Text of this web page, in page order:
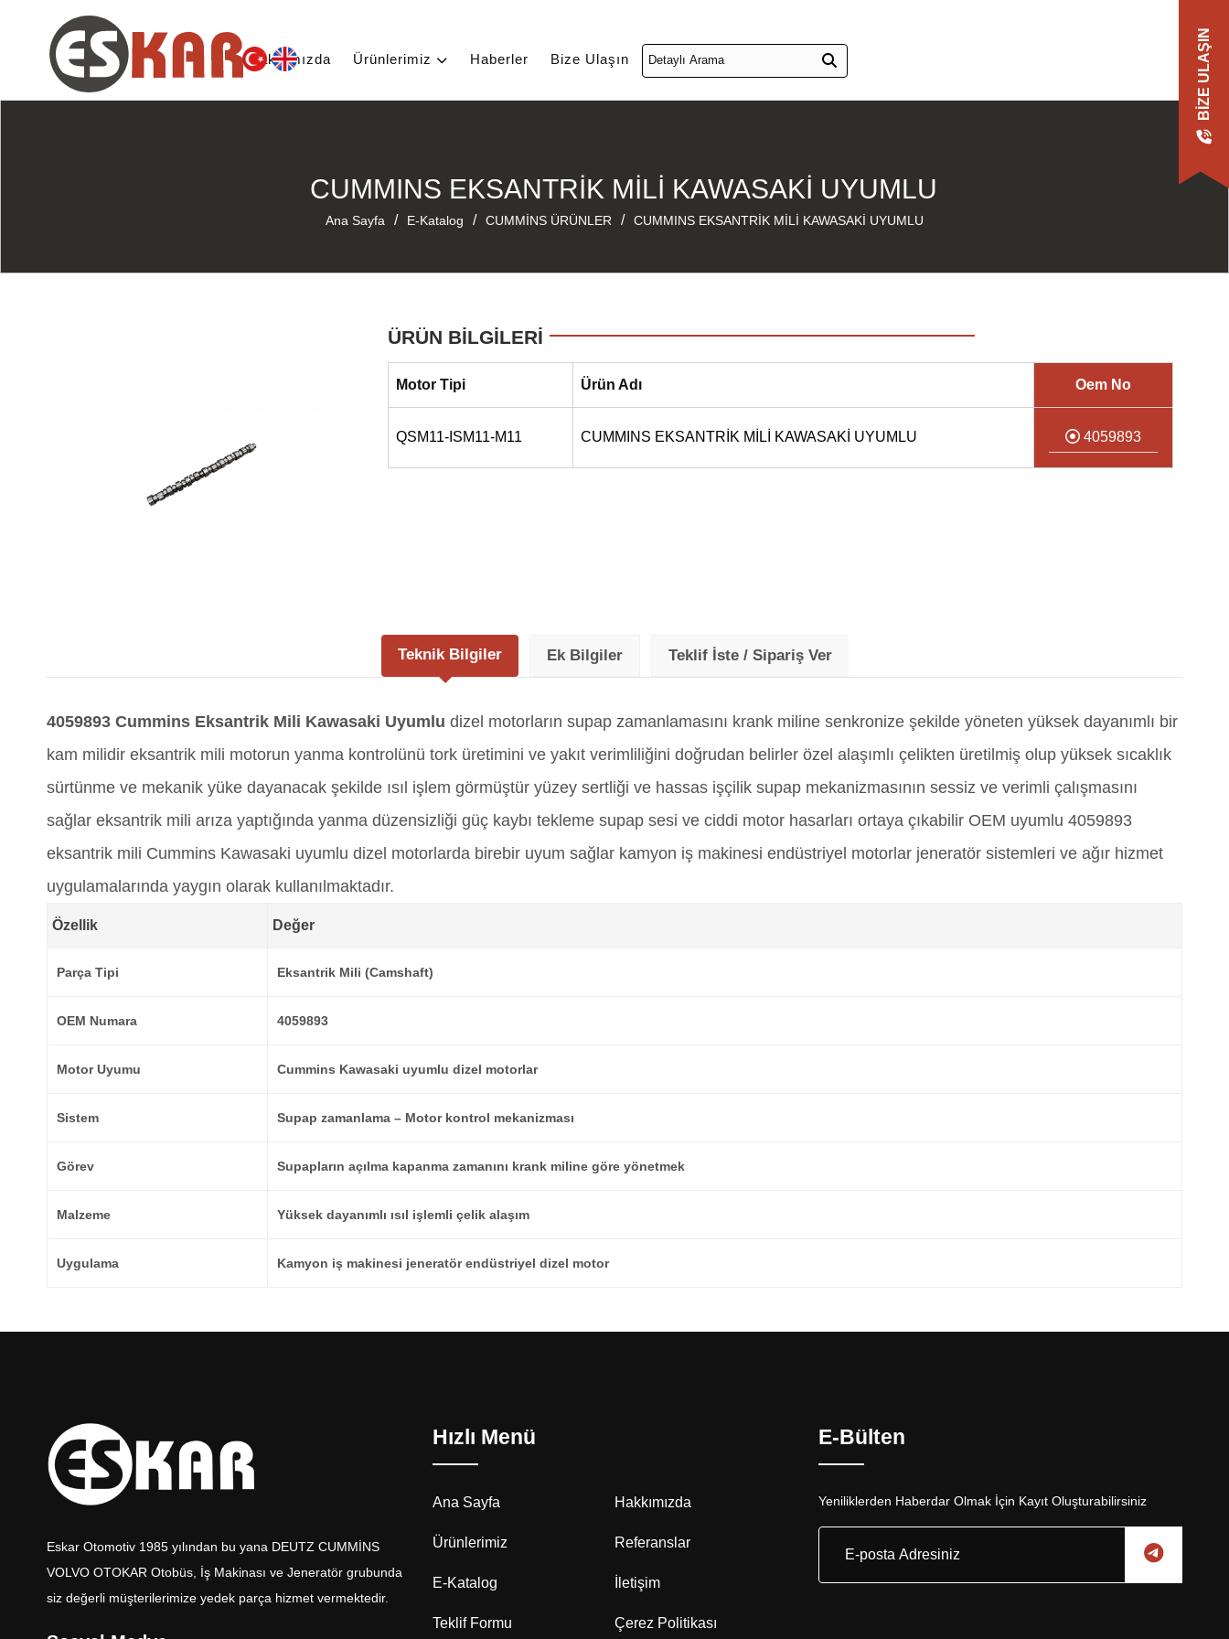
Hakkımızda Ürünlerimiz Haberler Bize Ulaşın BIZE ULAŞIN
CUMMINS EKSANTRİK MİLİ KAWASAKİ UYUMLU
Ana Sayfa / E-Katalog / CUMMİNS ÜRÜNLER / CUMMINS EKSANTRİK MİLİ KAWASAKİ UYUMLU
ÜRÜN BİLGİLERİ
Motor Tipi Ürün Adı Oem No
QSM11-ISM11-M11 CUMMINS EKSANTRİK MİLİ KAWASAKİ UYUMLU 4059893
Teknik Bilgiler Ek Bilgiler Teklif İste / Sipariş Ver
4059893 Cummins Eksantrik Mili Kawasaki Uyumlu dizel motorların supap zamanlamasını krank miline senkronize şekilde yöneten yüksek dayanımlı bir
kam milidir eksantrik mili motorun yanma kontrolünü tork üretimini ve yakıt verimliliğini doğrudan belirler özel alaşımlı çelikten üretilmiş olup yüksek sıcaklık
sürtünme ve mekanik yüke dayanacak şekilde ısıl işlem görmüştür yüzey sertliği ve hassas işçilik supap mekanizmasının sessiz ve verimli çalışmasını
sağlar eksantrik mili arıza yaptığında yanma düzensizliği güç kaybı tekleme supap sesi ve ciddi motor hasarları ortaya çıkabilir OEM uyumlu 4059893
eksantrik mili Cummins Kawasaki uyumlu dizel motorlarda birebir uyum sağlar kamyon iş makinesi endüstriyel motorlar jeneratör sistemleri ve ağır hizmet
uygulamalarında yaygın olarak kullanılmaktadır.
Özellik Değer
Parça Tipi Eksantrik Mili (Camshaft)
OEM Numara 4059893
Motor Uyumu Cummins Kawasaki uyumlu dizel motorlar
Sistem Supap zamanlama – Motor kontrol mekanizması
Görev Supapların açılma kapanma zamanını krank miline göre yönetmek
Malzeme Yüksek dayanımlı ısıl işlemli çelik alaşım
Uygulama Kamyon iş makinesi jeneratör endüstriyel dizel motor
Eskar Otomotiv 1985 yılından bu yana DEUTZ CUMMİNS
VOLVO OTOKAR Otobüs, İş Makinası ve Jeneratör grubunda
siz değerli müşterilerimize yedek parça hizmet vermektedir.
Hızlı Menü
Ana Sayfa Hakkımızda
Ürünlerimiz Referanslar
E-Katalog İletişim
Teklif Formu Çerez Politikası
E-Bülten
Yeniliklerden Haberdar Olmak İçin Kayıt Oluşturabilirsiniz